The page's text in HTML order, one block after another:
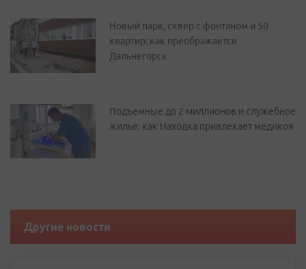
Новый парк, сквер с фонтаном и 50
квартир: как преображается
Дальнегорск
Подъемные до 2 миллионов и служебное
жилье: как Находка привлекает медиков
Другие новости